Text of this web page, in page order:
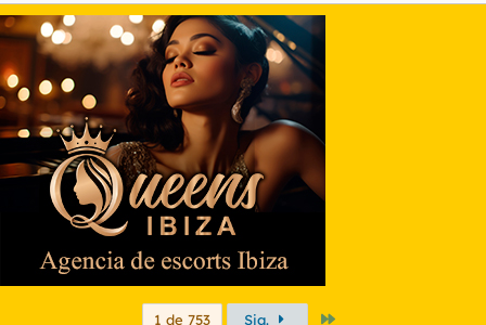
1 de 753 Sig.